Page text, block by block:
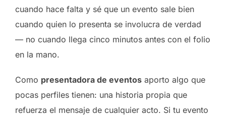
cuando hace falta y sé que un evento sale bien
cuando quien lo presenta se involucra de verdad
— no cuando llega cinco minutos antes con el folio
en la mano.
Como presentadora de eventos aporto algo que
pocas perfiles tienen: una historia propia que
refuerza el mensaje de cualquier acto. Si tu evento